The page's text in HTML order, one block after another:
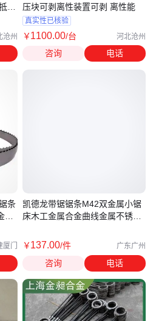
抗
沧州
条
门
压块可剥离性装置可剥 离性能
真实性已核验
￥1100.00/台 河北沧州
咨询 电话
凯德龙带锯锯条M42双金属小锯
床木工金属合金曲线金属不锈钢
￥137.00/件 广东广州
咨询 电话